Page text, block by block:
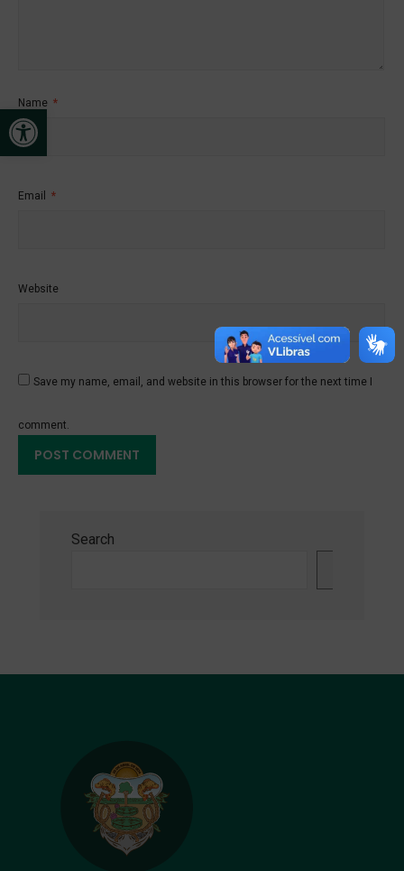
Open toolbar
Name *
Email *
Website
Save my name, email, and website in this browser for the next time I
comment.
Search